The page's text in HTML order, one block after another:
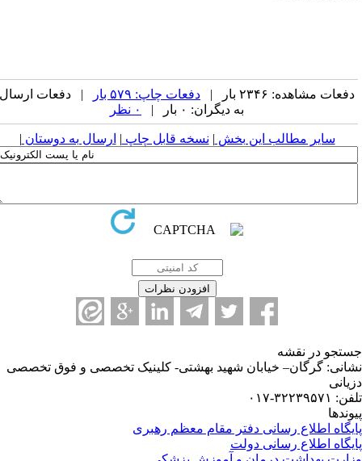
دفعات مشاهده: ۲۳۴۶ بار | دفعات چاپ: ۵۷۹ بار
| دفعات ارسال
به دیگران: ۰ بار |
سایر مطالب این بخش | نسخه قابل چاپ| ارسال به دوستان|
در نقشه
گرگان– خیابان شهید بهشتی- کلینیک تخصصی و فوق تخصصی
۰۱۷
اطلاع رسانی دفتر مقام معظم رهبری
اطلاع رسانی دولت